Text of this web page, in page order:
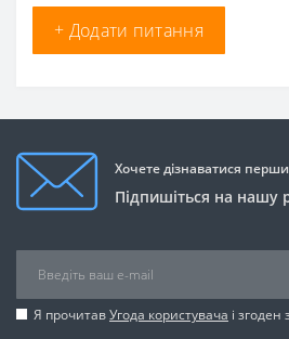
+ Додати питання
Хочете дізнаватися
Підпишіться на нашу
Я прочитавУгода користувача і